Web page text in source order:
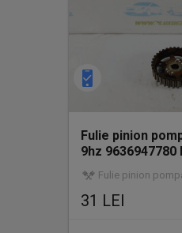
Fulie pinion
9hz
Fulie pinion pompa inalta 1.6 hdi
31 LEI